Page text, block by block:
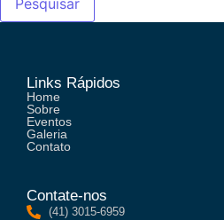
Links Rápidos
Home
Sobre
Eventos
Galeria
Contato
Contate-nos
(41) 3015-6959